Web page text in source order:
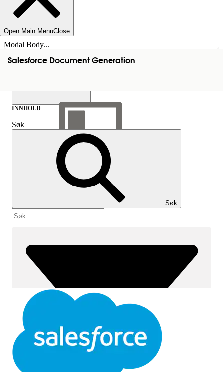
Open Main MenuClose
Modal Body...
Salesforce Document Generation
Vis innholdsfortegnelse
Innhold
INNHOLD
Søk
Søk